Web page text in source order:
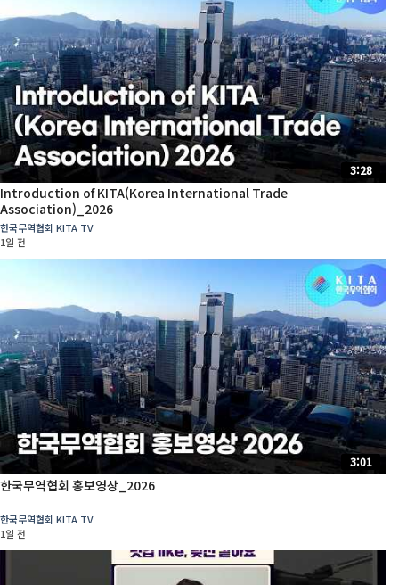
3:28
Introduction of KITA(Korea International Trade
Association)_2026
한국무역협회 KITA TV
1일 전
3:01
한국무역협회 홍보영상_2026
한국무역협회 KITA TV
1일 전